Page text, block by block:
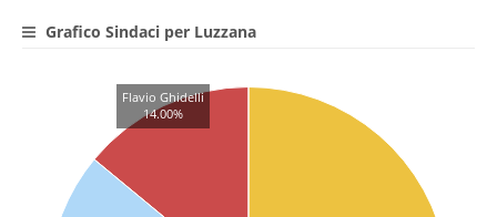
Grafico Sindaci per Luzzana
Flavio Ghidelli
14.00%